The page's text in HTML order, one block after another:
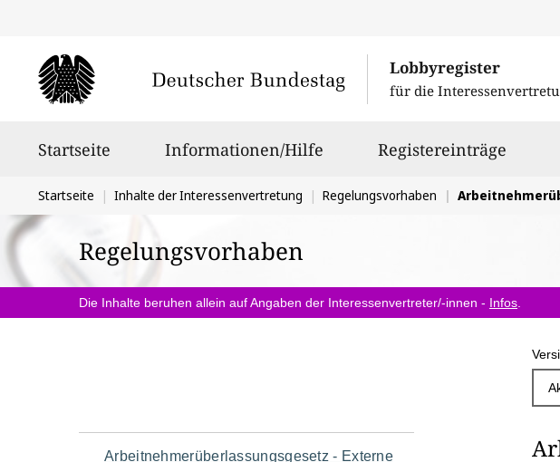
Lobbyregister
für die
Startseite Informationen/Hilfe Registereinträge
Sie
befinden
sich
hier:
Startseite Inhalte der Interessenvertretung Regelungsvorhaben
Regelungsvorhaben
Die Inhalte beruhen allein auf Angaben der Interessenvertreter/-innen - Infos
Arbeitnehmerüberlassungsgesetz - Externe